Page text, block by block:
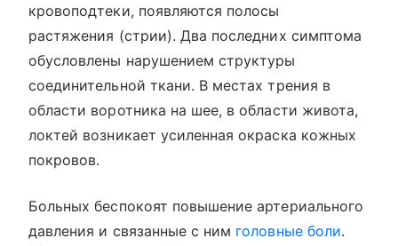
кровоподтеки, появляются полосы
растяжения (стрии). Два последних симптома
обусловлены нарушением структуры
соединительной ткани. В местах трения в
области воротника на шее, в области живота,
локтей возникает усиленная окраска кожных
покровов.
Больных беспокоят повышение артериального
давления и связанные с ним головные боли.